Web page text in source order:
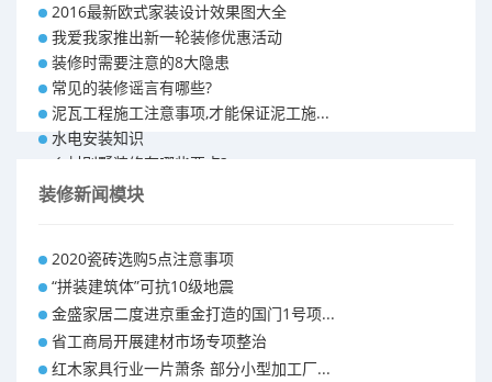
2016最新欧式家装设计效果图大全
我爱我家推出新一轮装修优惠活动
装修时需要注意的8大隐患
常见的装修谣言有哪些?
泥瓦工程施工注意事项,才能保证泥工施...
水电安装知识
乡村别墅装修有哪些要点?
别墅怎样装修之装修技巧
昆明110平米装修预算 装修报价清单
昆明100平米装修多少钱
装修新闻模块
2020瓷砖选购5点注意事项
“拼装建筑体”可抗10级地震
金盛家居二度进京重金打造的国门1号项...
省工商局开展建材市场专项整治
红木家具行业一片萧条 部分小型加工厂...